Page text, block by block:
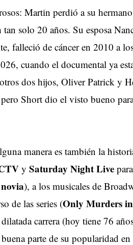
Martin perdió a su
solo 20 años. Su esposa
falleció de cáncer en 2010 a
cuando el documental ya
dos hijos, Oliver Patrick y
Short dio el visto bueno
manera es también la
y Saturday Night Live
), a los musicales de
de las series (Only Murders
carrera (hoy tiene 76
parte de su popularidad en